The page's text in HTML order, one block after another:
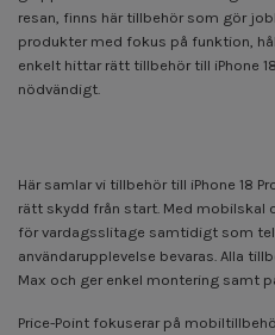
resan, finns här tillbehör som gör
produkter med fokus på funktion,
enkelt hittar rätt tillbehör till iPhone
nödvändigt.
Här samlar vi tillbehör till iPhone 18
rätt skydd från start. Med mobilskal
för vardagsslitage samtidigt som
användarupplevelse bevaras. Alla
Max och ger enkel montering samt
Price-Point fokuserar på